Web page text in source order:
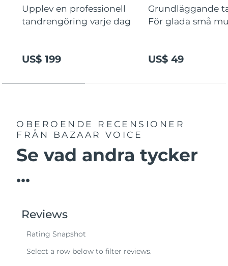
Upplev en professionell
tandrengöring varje dag
US$ 199
Grundläggande
För glada små
US$ 49
OBEROENDE RECENSIONER
FRÅN BAZAAR VOICE
Se vad andra tycker
...